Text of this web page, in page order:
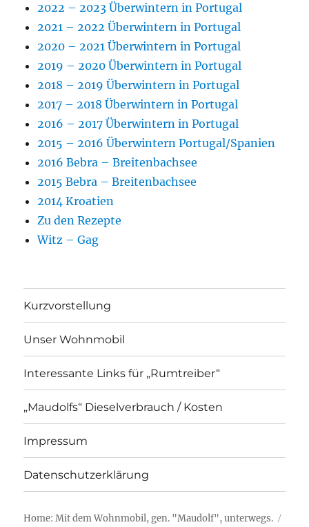
2022 – 2023 Überwintern in Portugal
2021 – 2022 Überwintern in Portugal
2020 – 2021 Überwintern in Portugal
2019 – 2020 Überwintern in Portugal
2018 – 2019 Überwintern in Portugal
2017 – 2018 Überwintern in Portugal
2016 – 2017 Überwintern in Portugal
2015 – 2016 Überwintern Portugal/Spanien
2016 Bebra – Breitenbachsee
2015 Bebra – Breitenbachsee
2014 Kroatien
Zu den Rezepte
Witz – Gag
Kurzvorstellung
Unser Wohnmobil
Interessante Links für „Rumtreiber“
„Maudolfs“ Dieselverbrauch / Kosten
Impressum
Datenschutzerklärung
Home: Mit dem Wohnmobil, gen. "Maudolf", unterwegs.